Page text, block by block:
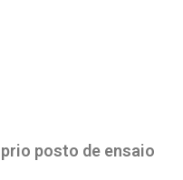
posto de ensaio